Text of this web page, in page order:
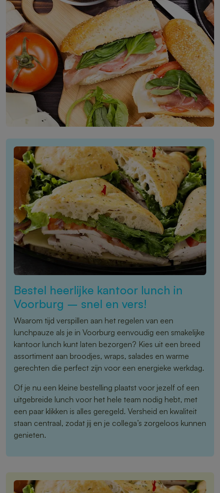
Bestel heerlijke kantoor lunch in
Voorburg – snel en vers!
Waarom tijd verspillen aan het regelen van een
lunchpauze als je in Voorburg eenvoudig een smakelijke
kantoor lunch kunt laten bezorgen? Kies uit een breed
assortiment aan broodjes, wraps, salades en warme
gerechten die perfect zijn voor een energieke werkdag.
Of je nu een kleine bestelling plaatst voor jezelf of een
uitgebreide lunch voor het hele team nodig hebt, met
een paar klikken is alles geregeld. Versheid en kwaliteit
staan centraal, zodat jij en je collega’s zorgeloos kunnen
genieten.